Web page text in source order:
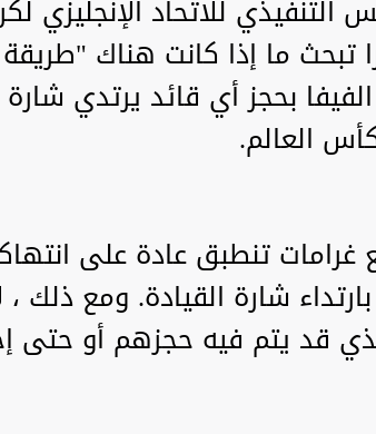
التنفيذي للاتحاد الإنجليزي
تبحث ما إذا كانت هناك
بحجز أي قائد يرتدي
تنطبق عادة على
شارة القيادة. ومع ذلك ،
قد يتم فيه حجزهم أو حتى